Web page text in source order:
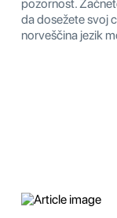
pozornost.
da dosežete svoj
norveščina jezik